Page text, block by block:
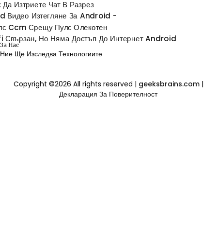
Да Изтриете Чат В Разрез
Видео Изтегляне За Android -
Ccm Срещу Пулс Олекотен
Свързан, Но Няма Достъп До Интернет Android
За Нас
Ние Ще Изследва Технологиите
Copyright ©2026 All rights reserved | geeksbrains.com |
Декларация За Поверителност